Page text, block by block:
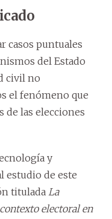
casos puntuales
del Estado
civil no
el fenómeno que
de las elecciones
y
estudio de este
titulada La
electoral en